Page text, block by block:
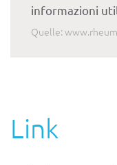
informazioni
Quelle:
Link